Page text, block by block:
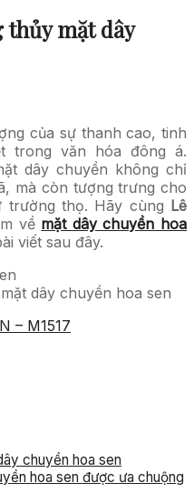
thủy mặt dây
của sự thanh cao, tinh
trong văn hóa đông á.
dây chuyền không chỉ
mà còn tượng trưng cho
thọ. Hãy cùng Lê
về mặt dây chuyền hoa
viết sau đây.
dây chuyền hoa sen
– M1517
chuyền hoa sen
hoa sen được ưa chuộng